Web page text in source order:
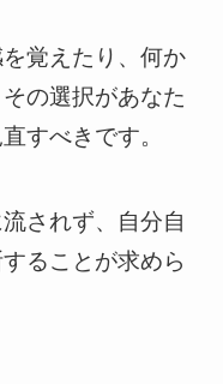
覚えたり、何か
の選択があなた
すべきです。
されず、自分自
ることが求めら